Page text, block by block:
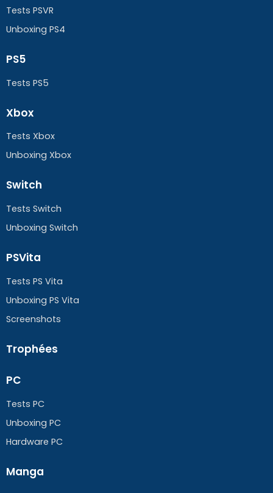
Tests PSVR
Unboxing PS4
PS5
Tests PS5
Xbox
Tests Xbox
Unboxing Xbox
Switch
Tests Switch
Unboxing Switch
PSVita
Tests PS Vita
Unboxing PS Vita
Screenshots
Trophées
PC
Tests PC
Unboxing PC
Hardware PC
Manga